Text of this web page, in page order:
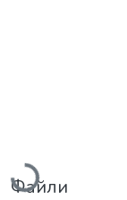
Вантажиться...
Файли